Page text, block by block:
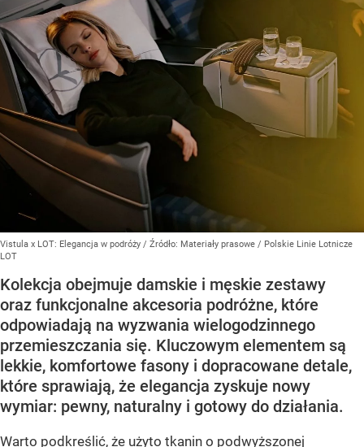
Vistula x LOT: Elegancja w podróży / Źródło: Materiały prasowe / Polskie Linie Lotnicze
LOT
Kolekcja obejmuje damskie i męskie zestawy
oraz funkcjonalne akcesoria podróżne, które
odpowiadają na wyzwania wielogodzinnego
przemieszczania się. Kluczowym elementem są
lekkie, komfortowe fasony i dopracowane detale,
które sprawiają, że elegancja zyskuje nowy
wymiar: pewny, naturalny i gotowy do działania.
Warto podkreślić, że użyto tkanin o podwyższonej